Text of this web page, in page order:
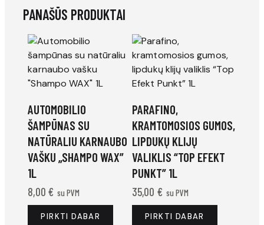
PANAŠŪS PRODUKTAI
AUTOMOBILIO
ŠAMPŪNAS SU
NATŪRALIU KARNAUBO
VAŠKU „SHAMPO WAX”
1L
8,00 € su PVM
PIRKTI DABAR
PARAFINO,
KRAMTOMOSIOS GUMOS,
LIPDUKŲ KLIJŲ
VALIKLIS “TOP EFEKT
PUNKT” 1L
35,00 € su PVM
PIRKTI DABAR